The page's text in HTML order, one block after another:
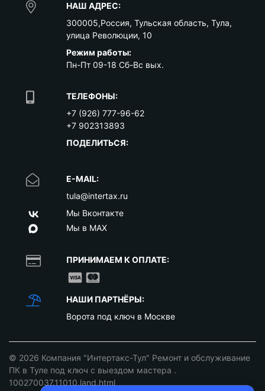
НАШ АДРЕС:
300005,Россия, Тульская область, Тула,
улица Революции, 10
Режим работы:
Пн-Пт 09-18 Сб-Вс вых.
ТЕЛЕФОНЫ:
+7 (926) 777-96-62
+7 902313893
ПОДЕЛИТЬСЯ:
E-MAIL:
tula@intertax.ru
Мы Вконтакте
Мы в MAX
ПРИНИМАЕМ К ОПЛАТЕ:
НАШИ ПАРТНЁРЫ:
Ворота под ключ в Москве
© 2026 Компания "Интертакс-Тул" Ремонт и обслуживание
ПК в Туле под ключ с выездом мастера .
100270037.11010.land.html